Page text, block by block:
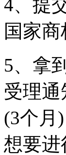
4、提
国家商
5、拿
受理
(3个月
想要